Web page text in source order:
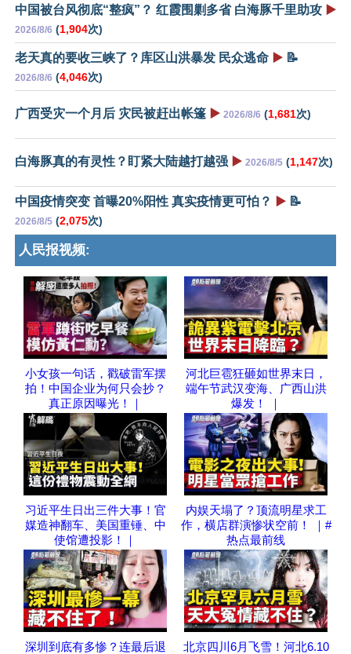
中国被台风彻底“整疯”？ 红霞围剿多省 白海豚千里助攻 ▶️
2026/8/6 (1,904次)
老天真的要收三峡了？库区山洪暴发 民众逃命 ▶️ 📝
2026/8/6 (4,046次)
广西受灾一个月后 灾民被赶出帐篷 ▶️ 2026/8/6 (1,681次)
白海豚真的有灵性？盯紧大陆越打越强 ▶️ 2026/8/5 (1,147次)
中国疫情突变 首曝20%阳性 真实疫情更可怕？ ▶️ 📝
2026/8/5 (2,075次)
人民报视频:
小女孩一句话，戳破雷军摆
拍！中国企业为何只会抄？
真正原因曝光！｜
河北巨雹狂砸如世界末日，
端午节武汉变海、广西山洪
爆发！ ｜
习近平生日出三件大事！官
媒造神翻车、美国重锤、中
使馆遭投影！｜
内娱天塌了？顶流明星求工
作，横店群演惨状空前！ ｜#
热点最前线
深圳到底有多惨？连最后退
北京四川6月飞雪！河北6.10